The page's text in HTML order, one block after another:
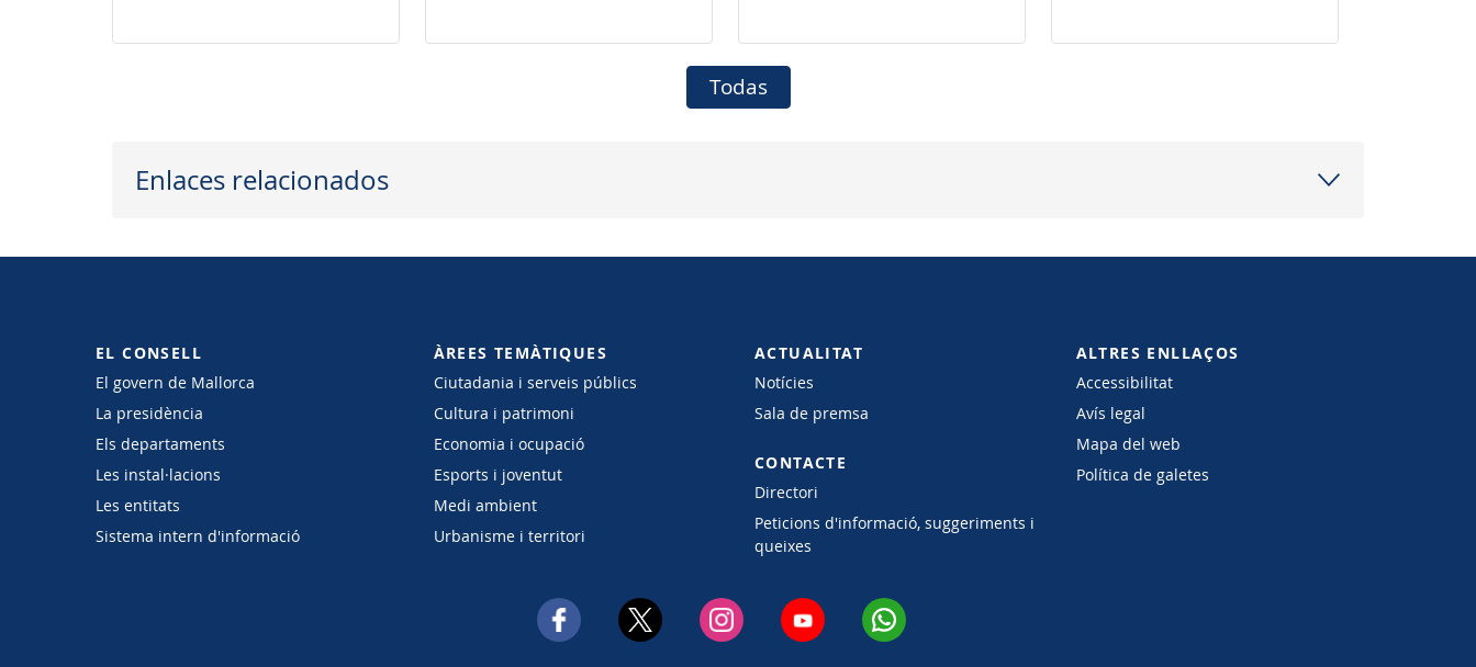
locals 2026-2027»
Todas
Enlaces relacionados
EL CONSELL
El govern de Mallorca
La presidència
Els departaments
Les instal·lacions
Les entitats
Sistema intern d'informació
ÀREES TEMÀTIQUES
Ciutadania i serveis públics
Cultura i patrimoni
Economia i ocupació
Esports i joventut
Medi ambient
Urbanisme i territori
ACTUALITAT
Notícies
Sala de premsa
CONTACTE
Directori
Peticions d'informació, suggeriments i
queixes
ALTRES ENLLAÇOS
Accessibilitat
Avís legal
Mapa del web
Política de galetes